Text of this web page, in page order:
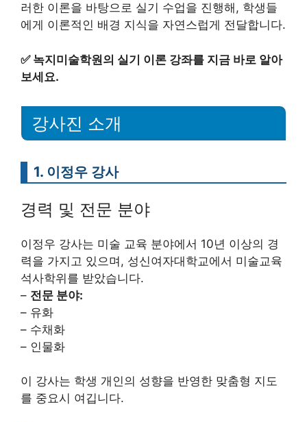
러한 이론을 바탕으로 실기 수업을 진행해, 학생들
에게 이론적인 배경 지식을 자연스럽게 전달합니다.
✅ 녹지미술학원의 실기 이론 강좌를 지금 바로 알아
보세요.
강사진 소개
1. 이정우 강사
경력 및 전문 분야
이정우 강사는 미술 교육 분야에서 10년 이상의 경
력을 가지고 있으며, 성신여자대학교에서 미술교육
석사학위를 받았습니다.
– 전문 분야:
– 유화
– 수채화
– 인물화
이 강사는 학생 개인의 성향을 반영한 맞춤형 지도
를 중요시 여깁니다.